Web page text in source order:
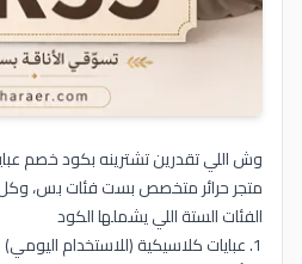
وش اللي تقدرين تشترينه بكود خصم
متجر حرائر متخصص بست فئات بس،
الفئات الستة اللي يشملها الكود
1. عبايات كلاسيكية (للاستخدام اليومي)